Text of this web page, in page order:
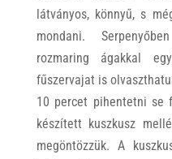
látványos, könnyű, s
mondani.
rozmaring ágakkal
fűszervajat is
10 percet pihentetni se
készített kuszkusz
megöntözzük. A